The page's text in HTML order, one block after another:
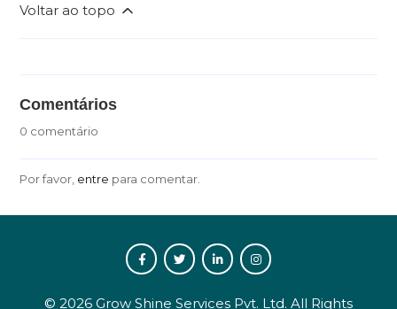
Voltar ao topo
Comentários
0 comentário
Por favor, entre para comentar.
© 2026 Grow Shine Services Pvt. Ltd. All Rights